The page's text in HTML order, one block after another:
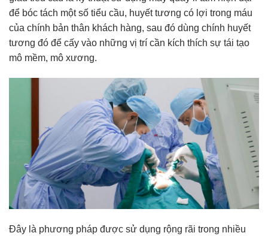
để bóc tách một số tiểu cầu, huyết tương có lợi trong máu
của chính bản thân khách hàng, sau đó dùng chính huyết
tương đó để cấy vào những vị trí cần kích thích sự tái tạo
mô mềm, mô xương.
Đây là phương pháp được sử dụng rộng rãi trong nhiều